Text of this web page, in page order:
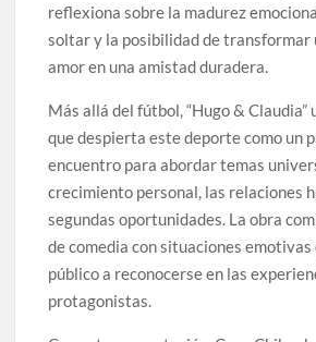
reflexiona sobre la madurez
soltar y la posibilidad de transformar
amor en una amistad duradera.
Más allá del fútbol, “Hugo &
que despierta este deporte como un
encuentro para abordar temas
crecimiento personal, las relaciones
segundas oportunidades. La obra
de comedia con situaciones
público a reconocerse en las
protagonistas.